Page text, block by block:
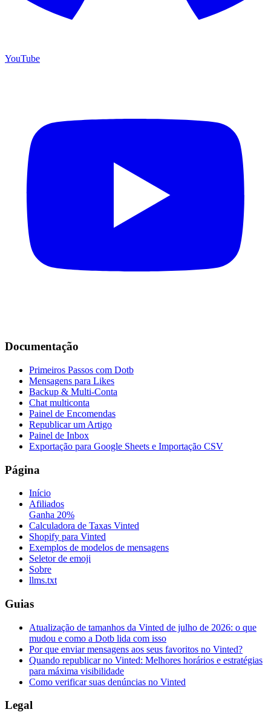
YouTube
Documentação
Primeiros Passos com Dotb
Mensagens para Likes
Backup & Multi-Conta
Chat multiconta
Painel de Encomendas
Republicar um Artigo
Painel de Inbox
Exportação para Google Sheets e Importação CSV
Página
Início
Afiliados
Ganha 20%
Calculadora de Taxas Vinted
Shopify para Vinted
Exemplos de modelos de mensagens
Seletor de emoji
Sobre
llms.txt
Guias
Atualização de tamanhos da Vinted de julho de 2026: o que
mudou e como a Dotb lida com isso
Por que enviar mensagens aos seus favoritos no Vinted?
Quando republicar no Vinted: Melhores horários e estratégias
para máxima visibilidade
Como verificar suas denúncias no Vinted
Legal